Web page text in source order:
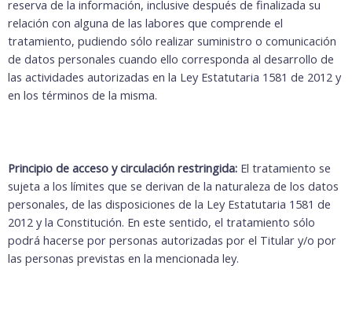
reserva de la información, inclusive después de finalizada su
relación con alguna de las labores que comprende el
tratamiento, pudiendo sólo realizar suministro o comunicación
de datos personales cuando ello corresponda al desarrollo de
las actividades autorizadas en la Ley Estatutaria 1581 de 2012 y
en los términos de la misma.
Principio de acceso y circulación restringida: El tratamiento se
sujeta a los límites que se derivan de la naturaleza de los datos
personales, de las disposiciones de la Ley Estatutaria 1581 de
2012 y la Constitución. En este sentido, el tratamiento sólo
podrá hacerse por personas autorizadas por el Titular y/o por
las personas previstas en la mencionada ley.